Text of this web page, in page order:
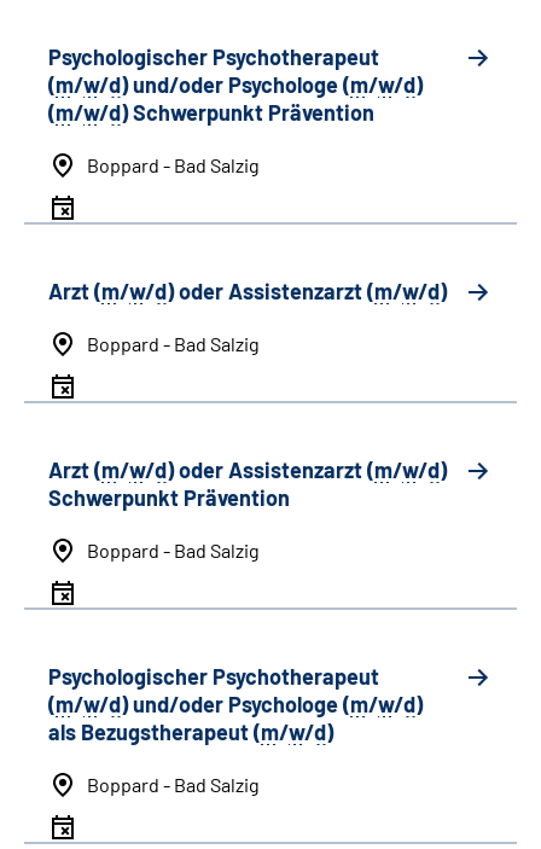
Psychologischer Psychotherapeut
(m/w/d) und/oder Psychologe (m/w/d)
(m/w/d) Schwerpunkt Prävention
Boppard - Bad Salzig
Arzt (m/w/d) oder Assistenzarzt (m/w/d)
Boppard - Bad Salzig
Arzt (m/w/d) oder Assistenzarzt (m/w/d)
Schwerpunkt Prävention
Boppard - Bad Salzig
Psychologischer Psychotherapeut
(m/w/d) und/oder Psychologe (m/w/d)
als Bezugstherapeut (m/w/d)
Boppard - Bad Salzig